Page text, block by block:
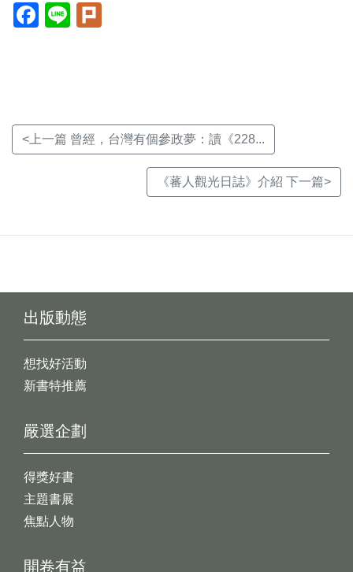
Facebook(另
開
Line(另
開
<上一篇 曾經，台灣有個參政夢：讀《228...
《蕃人觀光日誌》介紹 下一篇>
出版動態
想找好活動
新書特推薦
開卷有益
嚴選企劃
得獎好書
主題書展
焦點人物